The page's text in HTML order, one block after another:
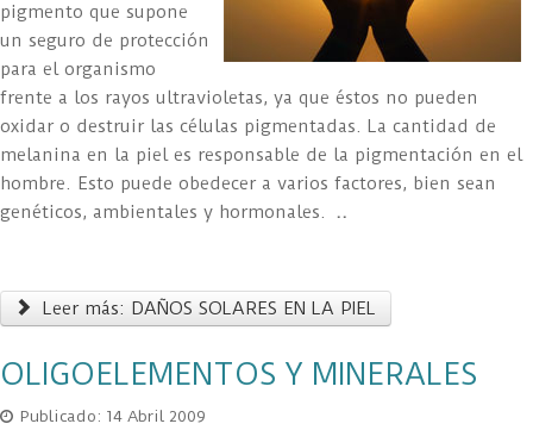
pigmento que supone
un seguro de protección
para el organismo
frente a los rayos ultravioletas, ya que éstos no pueden
oxidar o destruir las células pigmentadas. La cantidad de
melanina en la piel es responsable de la pigmentación en el
hombre. Esto puede obedecer a varios factores, bien sean
genéticos, ambientales y hormonales. ..
Leer más: DAÑOS SOLARES EN LA PIEL
OLIGOELEMENTOS Y MINERALES
Publicado: 14 Abril 2009